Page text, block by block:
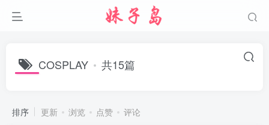
COSPLAY 共15篇
排序 更新 浏览 点赞 评论